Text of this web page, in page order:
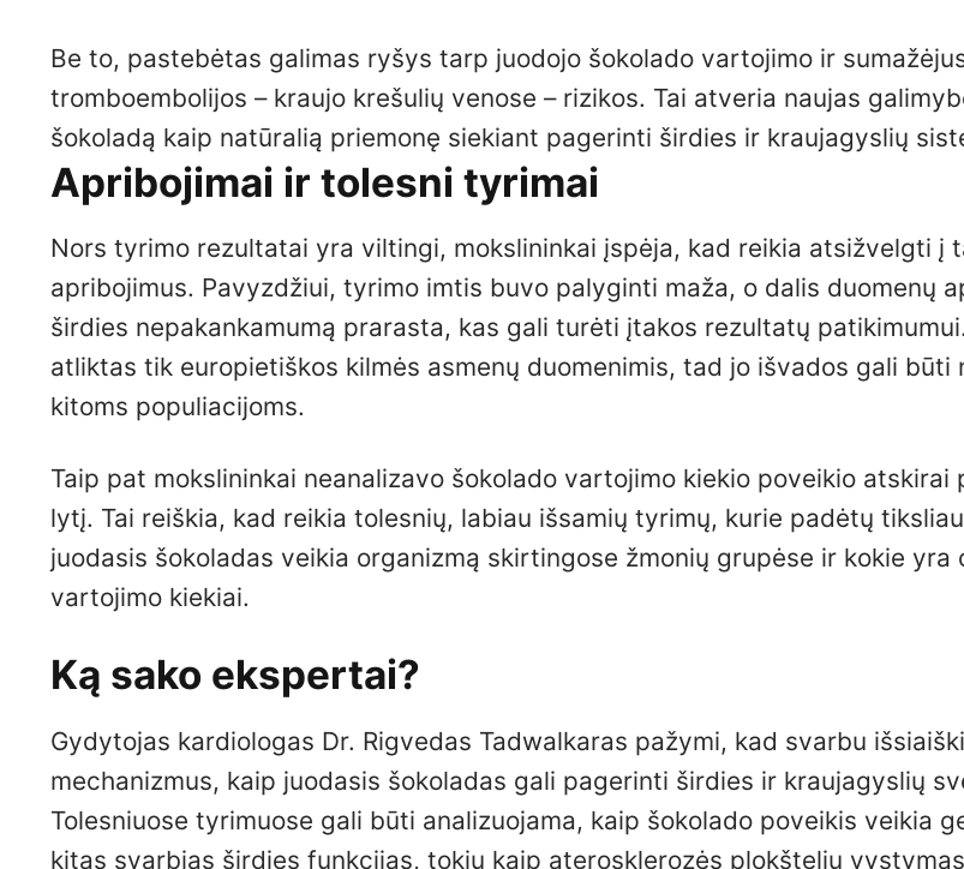
Be to, pastebėtas galimas ryšys tarp juodojo šokolado vartojimo ir
tromboembolijos – kraujo krešulių venose – rizikos. Tai atveria naujas
šokoladą kaip natūralią priemonę siekiant pagerinti širdies ir kraujagyslių
Apribojimai ir tolesni tyrimai
Nors tyrimo rezultatai yra viltingi, mokslininkai įspėja, kad reikia atsižvelgti į
apribojimus. Pavyzdžiui, tyrimo imtis buvo palyginti maža, o dalis duomenų
širdies nepakankamumą prarasta, kas gali turėti įtakos rezultatų
atliktas tik europietiškos kilmės asmenų duomenimis, tad jo išvados gali būti
kitoms populiacijoms.
Taip pat mokslininkai neanalizavo šokolado vartojimo kiekio poveikio atskirai
lytį. Tai reiškia, kad reikia tolesnių, labiau išsamių tyrimų, kurie padėtų
juodasis šokoladas veikia organizmą skirtingose žmonių grupėse ir kokie yra
vartojimo kiekiai.
Ką sako ekspertai?
Gydytojas kardiologas Dr. Rigvedas Tadwalkaras pažymi, kad svarbu
mechanizmus, kaip juodasis šokoladas gali pagerinti širdies ir kraujagyslių
Tolesniuose tyrimuose gali būti analizuojama, kaip šokolado poveikis veikia
kitas svarbias širdies funkcijas, tokių kaip aterosklerozės plokštelių